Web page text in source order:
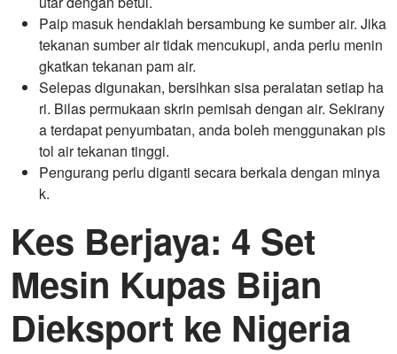
Paip masuk hendaklah bersambung ke sumber air. Jika
tekanan sumber air tidak mencukupi, anda perlu menin
gkatkan tekanan pam air.
Selepas digunakan, bersihkan sisa peralatan setiap ha
ri. Bilas permukaan skrin pemisah dengan air. Sekirany
a terdapat penyumbatan, anda boleh menggunakan pis
tol air tekanan tinggi.
Pengurang perlu diganti secara berkala dengan minya
k.
Kes Berjaya: 4 Set
Mesin Kupas Bijan
Dieksport ke Nigeria